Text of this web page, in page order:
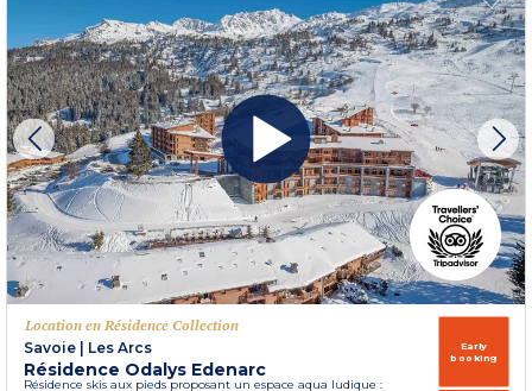
Location en Résidence Collection
Savoie
Les Arcs
Résidence Odalys Edenarc
Résidence skis aux pieds proposant un espace aqua ludique :
Early
booking